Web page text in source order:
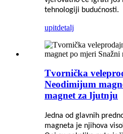
tehnologiji budućnosti.
upitdetalj
Tvornička
Neodimijum
magnet za ljutnju
Jedna od glavnih
magneta je njihova